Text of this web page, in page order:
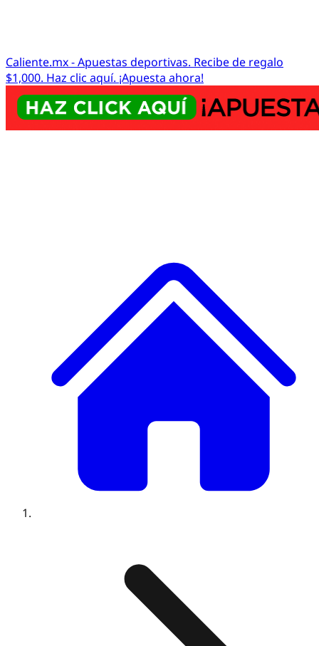
Caliente.mx - Apuestas deportivas. Recibe de regalo
$1,000. Haz clic aquí. ¡Apuesta ahora!